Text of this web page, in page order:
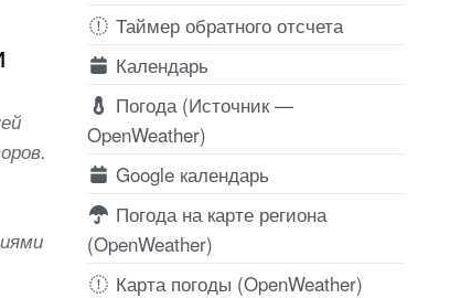
Таймер обратного отсчета
Календарь
Погода (Источник —
OpenWeather)
Google календарь
Погода на карте региона
(OpenWeather)
Карта погоды (OpenWeather)